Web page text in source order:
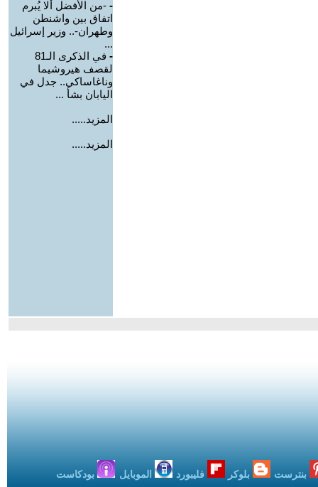
- -من الأفضل ألا يُبرم
اتفاق بين واشنطن
وطهران-.. وزير إسرائيل
...
-
في الذكرى الـ81
لقصف هيروشيما
وناغاساكي.. جدل في
اليابان بشأ ...
المزيد.....
المزيد.....
بنترست بلوكر فليبورد الموبايل بودكاست